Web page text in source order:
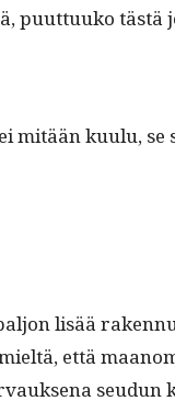
tästä
kuu­lu, se
lisää
että